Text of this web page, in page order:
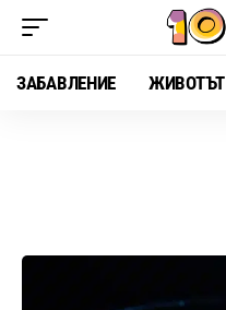
ЗАБАВЛЕНИЕ ЖИВОТЪТ